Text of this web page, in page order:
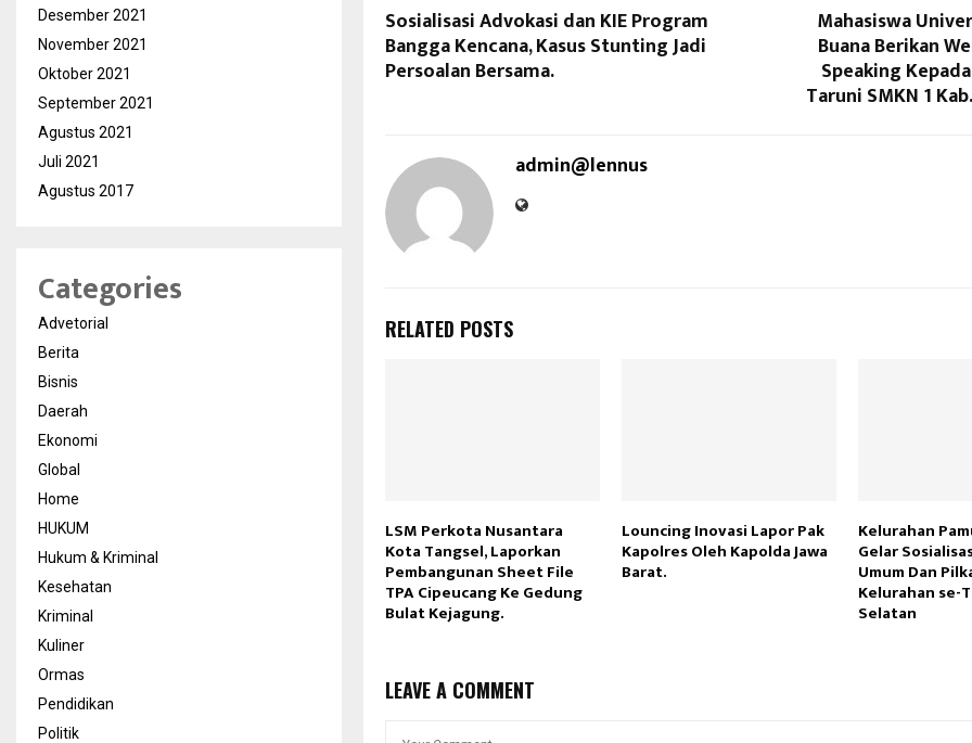
Sosialisasi Advokasi dan KIE Program
Bangga Kencana, Kasus Stunting Jadi
Persoalan Bersama.
Mahasiswa
Buana Berikan
Speaking
Taruni SMKN 1
admin@lennus
RELATED POSTS
LSM Perkota Nusantara
Kota Tangsel, Laporkan
Pembangunan Sheet File
TPA Cipeucang Ke Gedung
Bulat Kejagung.
Louncing Inovasi Lapor Pak
Kapolres Oleh Kapolda Jawa
Barat.
Kelurahan
Gelar
Umum Dan
Kelurahan se-
Selatan
LEAVE A COMMENT
Desember 2021
November 2021
Oktober 2021
September 2021
Agustus 2021
Juli 2021
Agustus 2017
Categories
Advetorial
Berita
Bisnis
Daerah
Ekonomi
Global
Home
HUKUM
Hukum & Kriminal
Kesehatan
Kriminal
Kuliner
Ormas
Pendidikan
Politik